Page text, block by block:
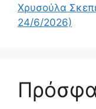
Χρυσούλα
24/6/2026)